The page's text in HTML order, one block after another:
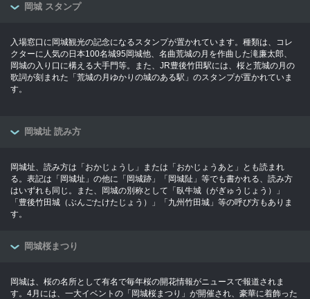
岡城 スタンプ
入場窓口に岡城観光の記念になるスタンプが置かれています。種類は、コレ
クターに人気の日本100名城95岡城他、名曲荒城の月を作曲した滝廉太郎、
岡城の入り口に構える大手門等。また、JR豊後竹田駅には、桜と荒城の月の
歌詞が刻まれた「荒城の月ゆかりの城のある駅」のスタンプが置かれていま
す。
岡城址 読み方
岡城址、読み方は「おかじょうし」または「おかじょうあと」とも読まれ
る。表記は「岡城址」の他に「岡城跡」「岡城阯」等でも書かれる、読み方
はいずれも同じ。また、岡城の別称として「臥牛城（がぎゅうじょう）」
「豊後竹田城（ぶんごたけたじょう）」「九州竹田城」等の呼び方もありま
す。
岡城桜まつり
岡城は、桜の名所として有名で毎年桜の開花情報がニュースで報道されま
す。4月には、一大イベントの「岡城桜まつり」が開催され、豪華に着飾った